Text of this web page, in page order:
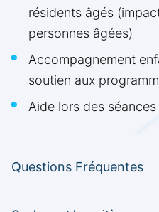
résidents âgés
personnes âgées)
Accompagnement
soutien aux
Aide lors des
Questions Fréquentes